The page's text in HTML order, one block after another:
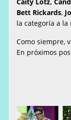
Bett Rickards,
la categoría a
Como siempre,
En próximos